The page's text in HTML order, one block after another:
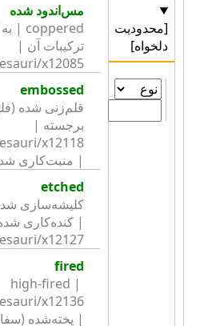
[محدودیت
دلخواه]
مس‌اندود شده
embossed
| منبت‌کاری شده (چوب)
etched
fired
high-fired |